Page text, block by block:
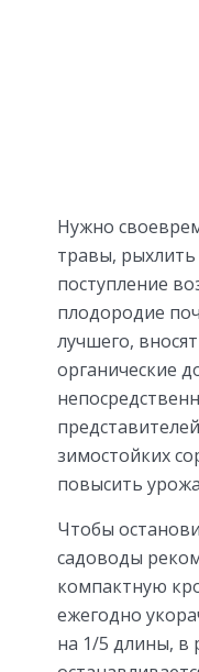
Нужно
травы,
поступление
плодородие
лучшего,
органические
зимостойких
повысить
Чтобы
садоводы
компактную
ежегодно
на 1/5 длины, в